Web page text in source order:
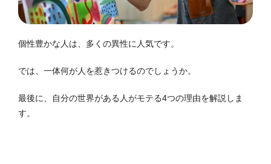
個性豊かな人は、多くの異性に人気です。
では、一体何が人を惹きつけるのでしょうか。
最後に、自分の世界がある人がモテる4つの理由を解説しま
す。